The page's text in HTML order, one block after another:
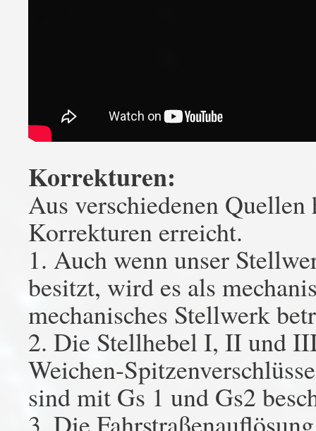
Korrekturen:
Aus verschiedenen
Korrekturen erreicht.
1. Auch wenn unser
besitzt, wird es als
mechanisches Stellwerk
2. Die Stellhebel I, II und
Weichen-
sind mit Gs 1 und Gs2
3. Die